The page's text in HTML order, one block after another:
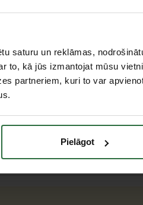
saturu un reklāmas,
to, kā jūs izmantojat mūsu
partneriem, kuri to var
Pielāgot
Apraksts
Liela izturība, pateicoties
stiprs grūtam darbam.
par...